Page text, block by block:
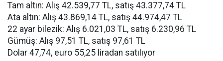
Tam altın: Alış 42.539,77 TL, satış 43.377,74 TL
Ata altın: Alış 43.869,14 TL, satış 44.974,47 TL
22 ayar bilezik: Alış 6.021,03 TL, satış 6.230,96 TL
Gümüş: Alış 97,51 TL, satış 97,61 TL
Dolar 47,74, euro 55,25 liradan satılıyor